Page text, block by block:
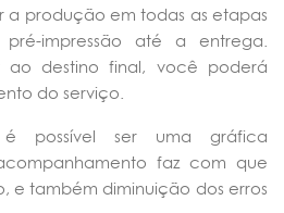
a produção em todas as etapas
impressão até a entrega.
ao destino final, você poderá
do serviço.
é possível ser uma gráfica
faz com que
e também diminuição dos erros